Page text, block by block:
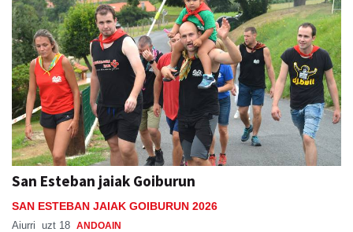
San Esteban jaiak Goiburun
SAN ESTEBAN JAIAK GOIBURUN 2026
Aiurri uzt 18 ANDOAIN